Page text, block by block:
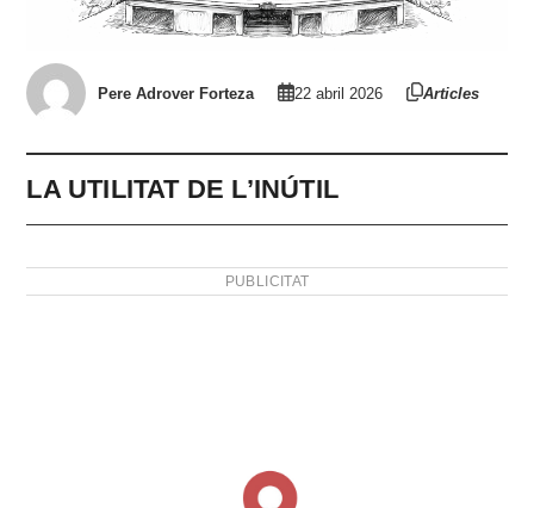
Pere Adrover Forteza 22 abril 2026 Articles
LA UTILITAT DE L’INÚTIL
PUBLICITAT